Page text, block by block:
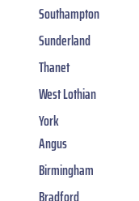
Southampton
Sunderland
Thanet
West Lothian
York
Angus
Birmingham